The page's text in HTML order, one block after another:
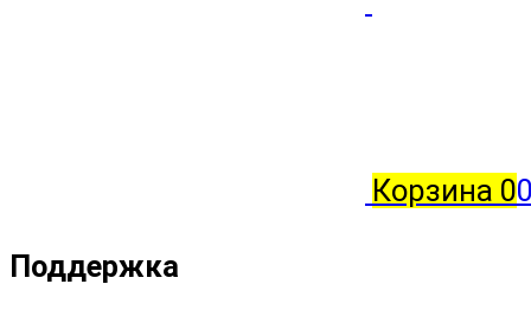
Корзина 0
Поддержка